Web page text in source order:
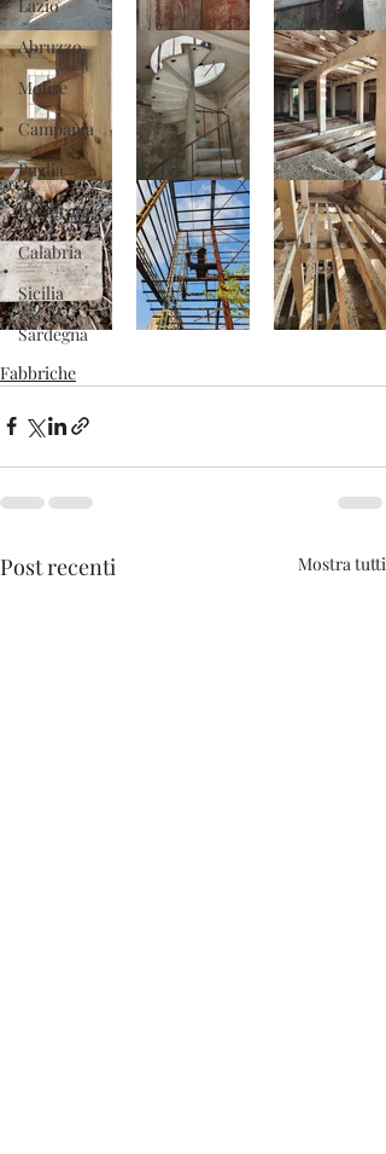
Lazio
Abruzzo
Molise
Campania
Puglia
Basilicata
Calabria
Sicilia
Sardegna
Fabbriche
Post recenti Mostra tutti